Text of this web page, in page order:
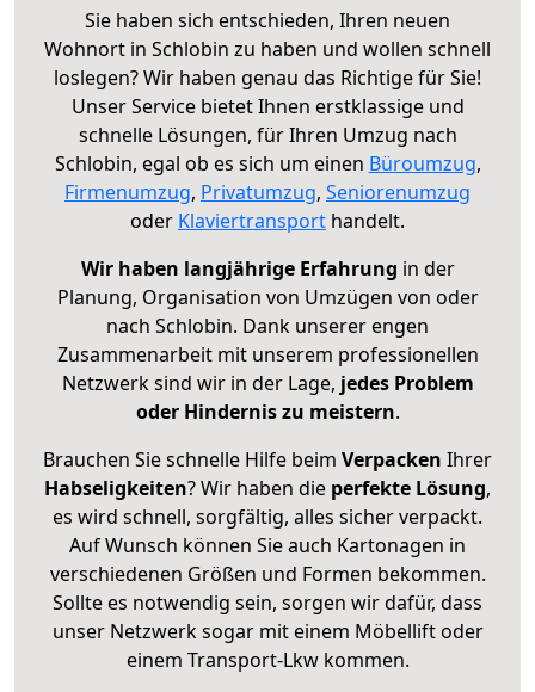
Sie haben sich entschieden, Ihren neuen
Wohnort in Schlobin zu haben und wollen schnell
loslegen? Wir haben genau das Richtige für Sie!
Unser Service bietet Ihnen erstklassige und
schnelle Lösungen, für Ihren Umzug nach
Schlobin, egal ob es sich um einen Büroumzug,
Firmenumzug, Privatumzug, Seniorenumzug
oder Klaviertransport handelt.
Wir haben langjährige Erfahrung in der
Planung, Organisation von Umzügen von oder
nach Schlobin. Dank unserer engen
Zusammenarbeit mit unserem professionellen
Netzwerk sind wir in der Lage, jedes Problem
oder Hindernis zu meistern.
Brauchen Sie schnelle Hilfe beim Verpacken Ihrer
Habseligkeiten? Wir haben die perfekte Lösung,
es wird schnell, sorgfältig, alles sicher verpackt.
Auf Wunsch können Sie auch Kartonagen in
verschiedenen Größen und Formen bekommen.
Sollte es notwendig sein, sorgen wir dafür, dass
unser Netzwerk sogar mit einem Möbellift oder
einem Transport-Lkw kommen.